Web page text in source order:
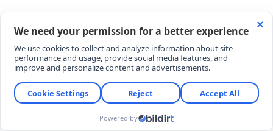
Söz konusu yetkili, olası saldırıların enerji altyapısı,
limanlar ve havaalanları gibi kritik noktaları hedef
alabileceğini belirtti.